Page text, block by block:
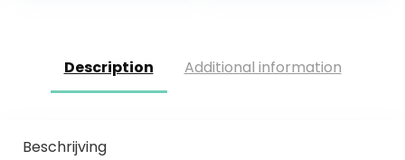
Description Additional information
Beschrijving